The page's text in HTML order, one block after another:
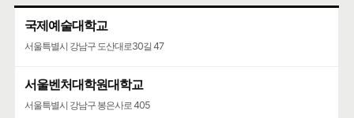
서일중학교
서울특별시 서초구 서운로21길 2
국제예술대학교
서울특별시 강남구 도산대로30길 47
서울벤처대학원대학교
서울특별시 강남구 봉은사로 405